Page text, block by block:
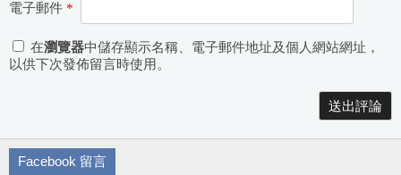
電子郵件 *
在瀏覽器中儲存顯示名稱、電子郵件地址及個人網站網址，
以供下次發佈留言時使用。
Facebook 留言